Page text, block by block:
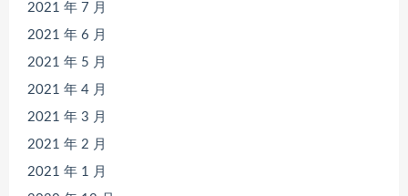
2021 年 7 月
2021 年 6 月
2021 年 5 月
2021 年 4 月
2021 年 3 月
2021 年 2 月
2021 年 1 月